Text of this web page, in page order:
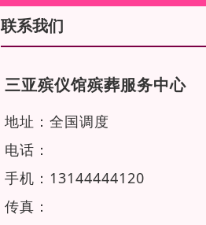
联系我们
三亚殡仪馆殡葬服务中心
地址：全国调度
电话：
手机：13144444120
传真：